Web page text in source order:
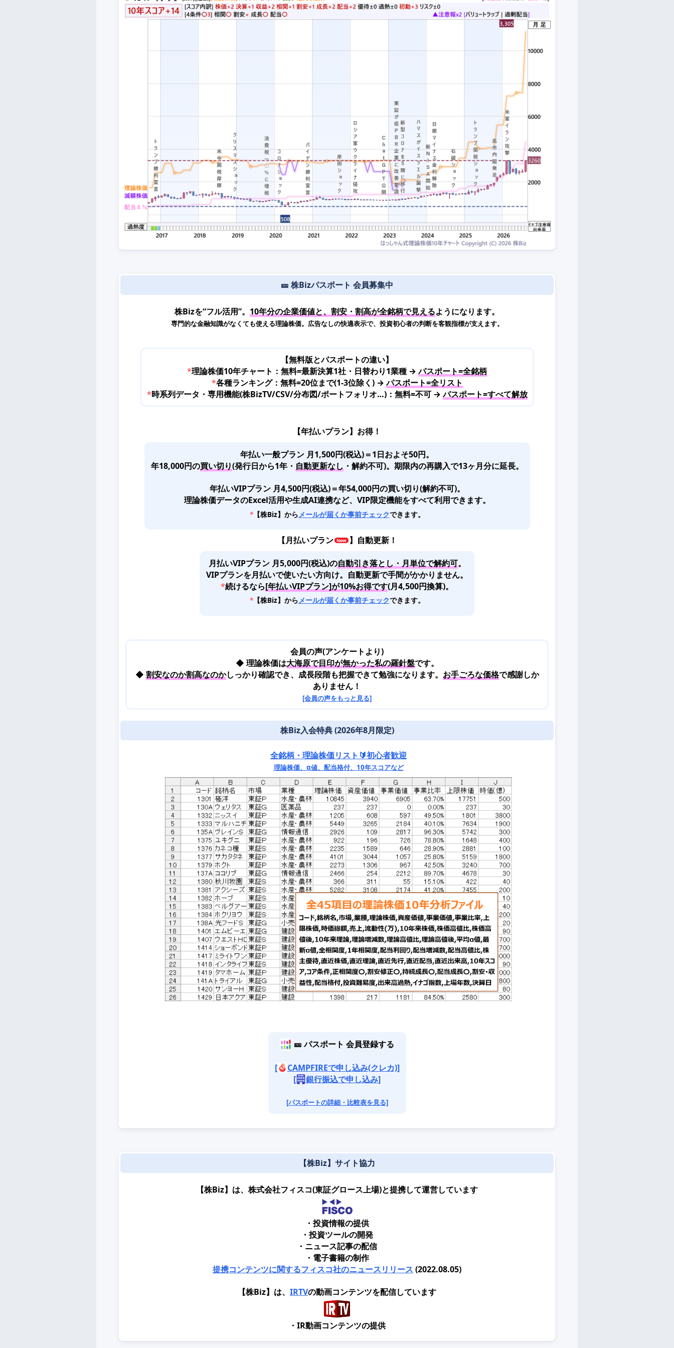
🎫 株Bizパスポート 会員募集中
株Bizを“フル活用”。 10年分の企業価値と、割安・割高が全銘柄で見えるようになります。
専門的な金融知識がなくても使える理論株価。広告なしの快適表示で、投資初心者の判断を客観指標が支えます。
【無料版とパスポートの違い】
*理論株価10年チャート：無料=最新決算1社・日替わり1業種 →パスポート=全銘柄
*各種ランキング：無料=20位まで(1-3位除く) →パスポート=全リスト
*時系列データ・専用機能(株BizTV/CSV/分布図/ポートフォリオ…)：無料=不可 →パスポート=すべて解放
【年払いプラン】お得！
年払い一般プラン 月1,500円(税込)＝1日およそ50円。
年18,000円の買い切り(発行日から1年・ 自動更新なし ・解約不可)。期限内の再購入で13ヶ月分に延長。
年払いVIPプラン 月4,500円(税込)＝年54,000円の買い切り(解約不可)。
理論株価データのExcel活用や生成AI連携など、VIP限定機能をすべて利用できます。
*【株Biz】から メールが届くか事前チェックできます。
【月払いプラン 】自動更新！
月払いVIPプラン 月5,000円(税込)の自動引き落とし・月単位で解約可。
VIPプランを月払いで使いたい方向け。自動更新で手間がかかりません。
*続けるなら[年払いVIPプラン]が10%お得です(月4,500円換算)。
*【株Biz】からメールが届くか事前チェックできます。
会員の声(アンケートより)
◆ 理論株価は大海原で目印が無かった私の羅針盤です。
◆ 割安なのか割高なのかしっかり確認でき、成長段階も把握できて勉強になります。 お手ごろな価格で感謝しか
ありません！
[会員の声をもっと見る]
株Biz入会特典 (2026年8月限定)
全銘柄・理論株価リスト🔰初心者歓迎
理論株価、α値、配当格付、10年スコアなど
🎫 パスポート 会員登録する
[
CAMPFIREで申し込み(クレカ)]
[
銀行振込で申し込み]
[パスポートの詳細・比較表を見る]
【株Biz】サイト協力
【株Biz】は、株式会社フィスコ(東証グロース上場)と提携して運営しています
・投資情報の提供
・投資ツールの開発
・ニュース記事の配信
・電子書籍の制作
提携コンテンツに関するフィスコ社のニュースリリース (2022.08.05)
【株Biz】は、 IRTVの動画コンテンツを配信しています
・IR動画コンテンツの提供